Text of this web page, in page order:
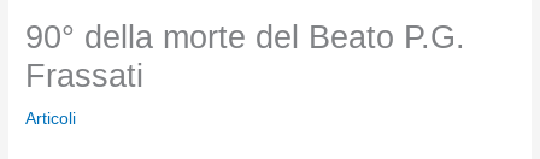
90° della morte del Beato P.G.
Frassati
Articoli